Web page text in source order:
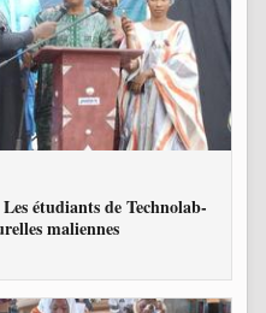
étudiants de Technolab-
maliennes